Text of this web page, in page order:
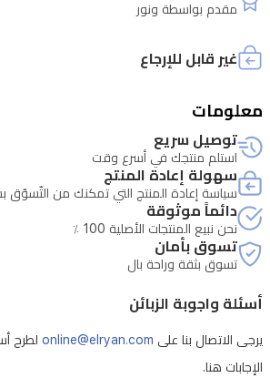
السقوط
حماية
موثوقة
للاستخدام
اليومي.
يعمل
الهاتف
بنظام
MagicOS
المبني
15
مقدم بواسطة ونور
غير قابل للإرجاع
معلومات
توصيل سريع
استلم منتجك في أسرع وقت
سهولة إعادة المنتج
سياسة إعادة المنتج التي تمكنك من التّسوّق
دائماً موثوقة
نحن نبيع المنتجات الأصلية 100 ٪
تسوق بأمان
تسوق بثقة وراحة بال
أسئلة واجوبة الزبائن
يرجى الاتصال بنا على online@elryan.com لطرح
الإجابات هنا.